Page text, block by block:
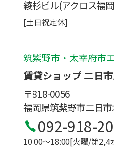
綾杉ビル(アクロス福
[土日祝定休]
筑紫野市・太宰府市
賃貸ショップ 二日
〒818-0056
福岡県筑紫野市二日
092-918-
10:00〜18:00[火曜/第2,4